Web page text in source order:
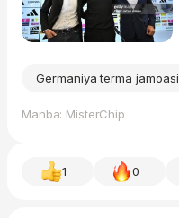
Germaniya terma jamoasi
Manba: MisterChip
1 0